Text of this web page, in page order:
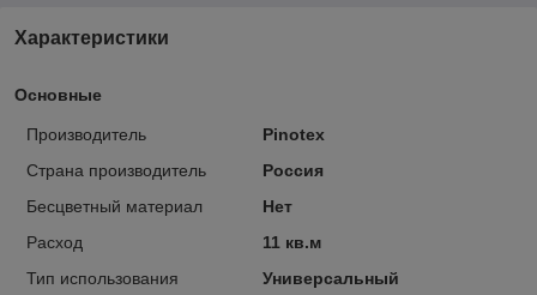
Характеристики
Основные
Производитель
Pinotex
Страна производитель
Россия
Бесцветный материал
Нет
Расход
11 кв.м
Тип использования
Универсальный